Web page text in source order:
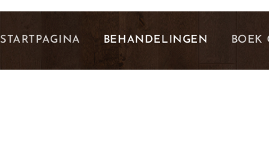
STARTPAGINA BEHANDELINGEN BOEK